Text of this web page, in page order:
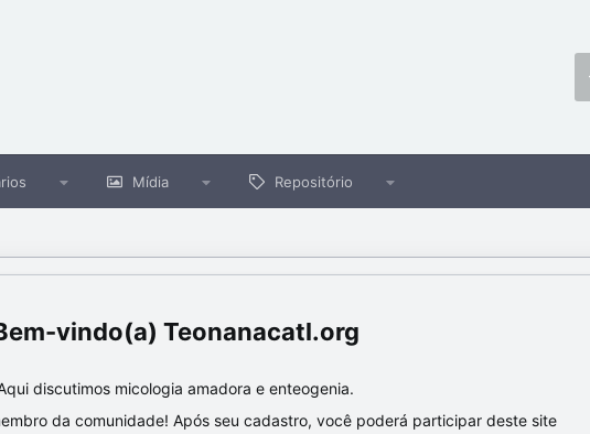
Mídia Repositório
Teonanacatl.org
discutimos micologia amadora e enteogenia.
da comunidade! Após seu cadastro, você poderá participar deste site